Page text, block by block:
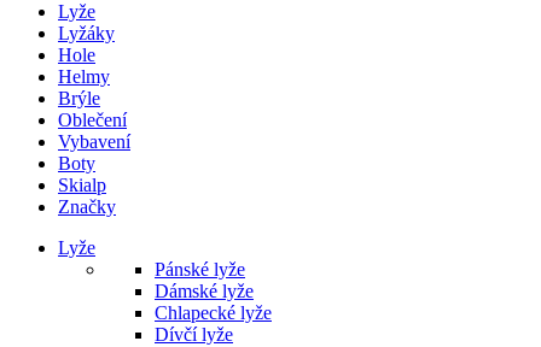
Lyže
Lyžáky
Hole
Helmy
Brýle
Oblečení
Vybavení
Boty
Skialp
Značky
Lyže
Pánské lyže
Dámské lyže
Chlapecké lyže
Dívčí lyže